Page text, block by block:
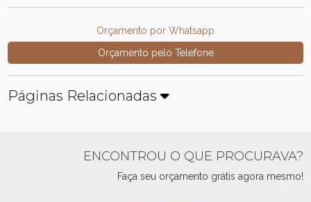
Orçamento por Whatsapp
Orçamento pelo Telefone
Páginas Relacionadas
ENCONTROU O QUE PROCURAVA?
Faça seu orçamento grátis agora mesmo!